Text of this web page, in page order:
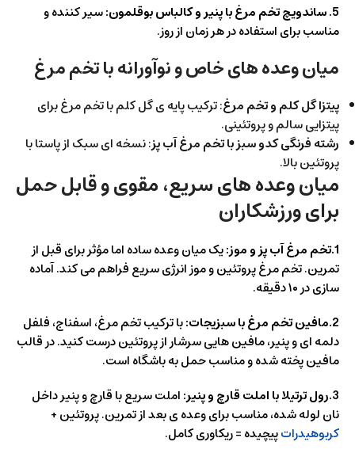
5. ساندویچ تخم مرغ با پنیر و کالباس بوقلمون:
سیر کننده و
مناسب برای استفاده در هر زمان از روز.
میان وعده‌ های خاص و نوآورانه با تخم مرغ
پیتزا گل کلم و تخم مرغ: ترکیب پایه ی گل کلم با تخم مرغ برای
پیتزایی سالم و پروتئینی.
رشته فرنگی کدو سبز با تخم مرغ آب پز: نسخه ای سبک از پاستا با
پروتئین بالا.
میان وعده های سریع، مقوی و قابل حمل
برای ورزشکاران
1.تخم مرغ آب پز و موز:
یک میان وعده ساده اما مؤثر برای قبل از
تمرین. تخم مرغ پروتئین و موز انرژی سریع فراهم می کند. آماده
سازی در ۱۰ دقیقه.
2.مافین تخم مرغ با سبزیجات:
با ترکیب تخم مرغ، اسفناج، فلفل
دلمه ای و پنیر، مافین هایی سرشار از پروتئین درست کنید. در قالب
مافین پخته شده و مناسب حمل به باشگاه است.
3.رول ترتیلا با املت قارچ و پنیر:
املت سریع با قارچ و پنیر داخل
نان لوله شده، مناسب برای وعده ی بعد از تمرین. پروتئین +
کربوهیدراتپیچیده = ریکاوری کامل.